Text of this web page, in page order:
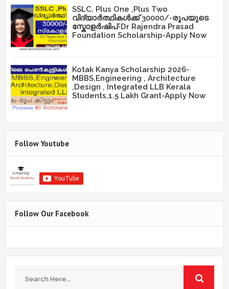
SSLC, Plus One ,Plus Two
വിദ്യാർത്ഥികൾക്ക് 30000/-രൂപയുടെ
സ്കോളർഷിപ്-Dr Rajendra Prasad
Foundation Scholarship-Apply Now
Kotak Kanya Scholarship 2026-
MBBS,Engineering , Architecture
,Design , Integrated LLB Kerala
Students,1.5 Lakh Grant-Apply Now
Follow Youtube
Follow Our Facebook